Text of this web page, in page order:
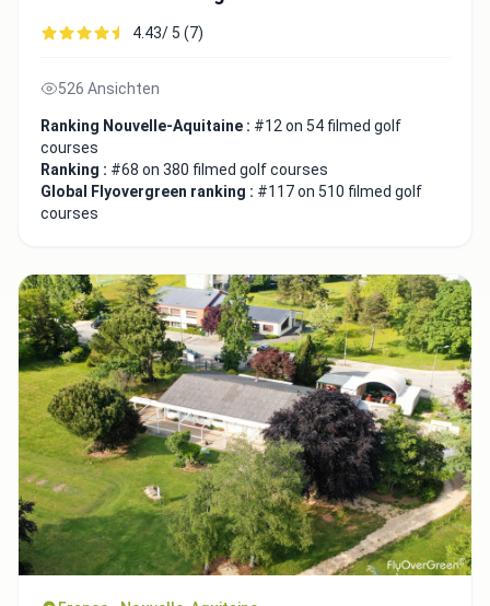
4.43/ 5 (7)
526 Ansichten
Ranking Nouvelle-Aquitaine : #12 on 54 filmed golf
courses
Ranking : #68 on 380 filmed golf courses
Global Flyovergreen ranking : #117 on 510 filmed golf
courses